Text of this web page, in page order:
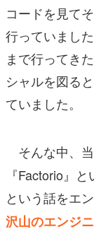
コードを見て
行っていまし
まで行ってき
シャルを図る
ていました。
そんな中、
『Factorio』
という話をエ
沢山のエンジ